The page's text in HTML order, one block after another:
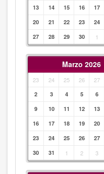
13
14 15 16 17
20
21 22 23 24
27
28 29 30 1
Marzo 2026
23 24 25 26 27
2
3 4 5 6
9
10 11 12 13
16
17 18 19 20
23
24 25 26 27
30
31 1 2 3